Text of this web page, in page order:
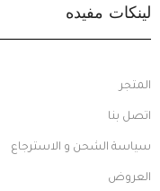
لينكات مفيده
المتجر
اتصل بنا
سياسة الشحن و الاسترجاع
العروض